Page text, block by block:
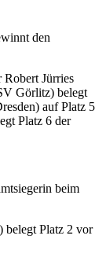
den
Jürries
Görlitz) belegt
auf Platz 5
Platz 6 der
beim
belegt Platz 2 vor